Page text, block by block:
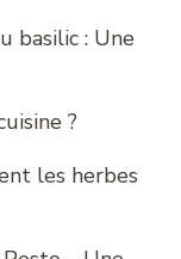
basilic : Une
?
les herbes